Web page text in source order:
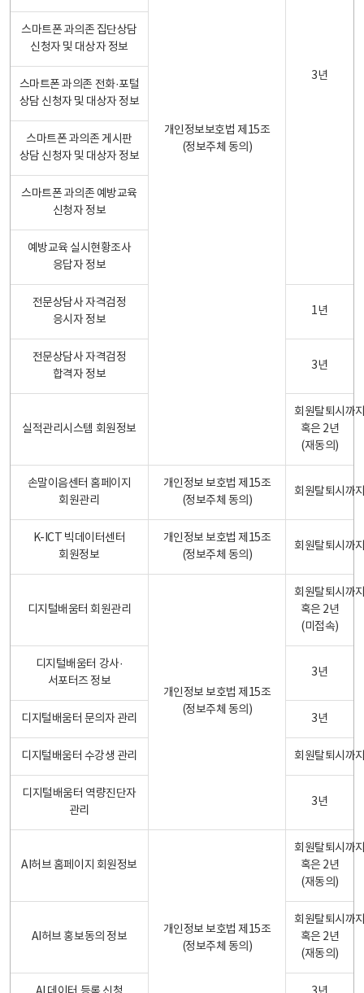
개인정보보호법 제15조
(정보주체 동의)
3년
스마트폰 과의존 집단상담
신청자 및 대상자 정보
스마트폰 과의존 전화·포털
상담 신청자 및 대상자 정보
스마트폰 과의존 게시판
상담 신청자 및 대상자 정보
스마트폰 과의존 예방교육
신청자 정보
예방교육 실시현황조사
응답자 정보
전문상담사 자격검정
응시자 정보
1년
전문상담사 자격검정
합격자 정보
3년
실적관리시스템 회원정보
회원탈퇴시까
혹은 2년
(재동의)
손말이음센터 홈페이지
회원관리
개인정보 보호법 제15조
(정보주체 동의)
회원탈퇴시까
K-ICT 빅데이터센터
회원정보
개인정보 보호법 제15조
(정보주체 동의)
회원탈퇴시까
디지털배움터 회원관리
개인정보 보호법 제15조
(정보주체 동의)
회원탈퇴시까
혹은 2년
(미접속)
디지털배움터 강사·
서포터즈 정보
3년
디지털배움터 문의자 관리 3년
디지털배움터 수강생 관리 회원탈퇴시까
디지털배움터 역량진단자
관리
3년
AI허브 홈페이지 회원정보
개인정보 보호법 제15조
(정보주체 동의)
회원탈퇴시까
혹은 2년
(재동의)
AI허브 홍보동의 정보
회원탈퇴시까
혹은 2년
(재동의)